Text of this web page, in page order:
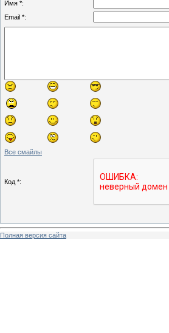
Имя *:
Email *:
Все смайлы
Код *:
Полная версия сайта